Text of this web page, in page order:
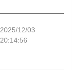
2025/12/03
20:14:56